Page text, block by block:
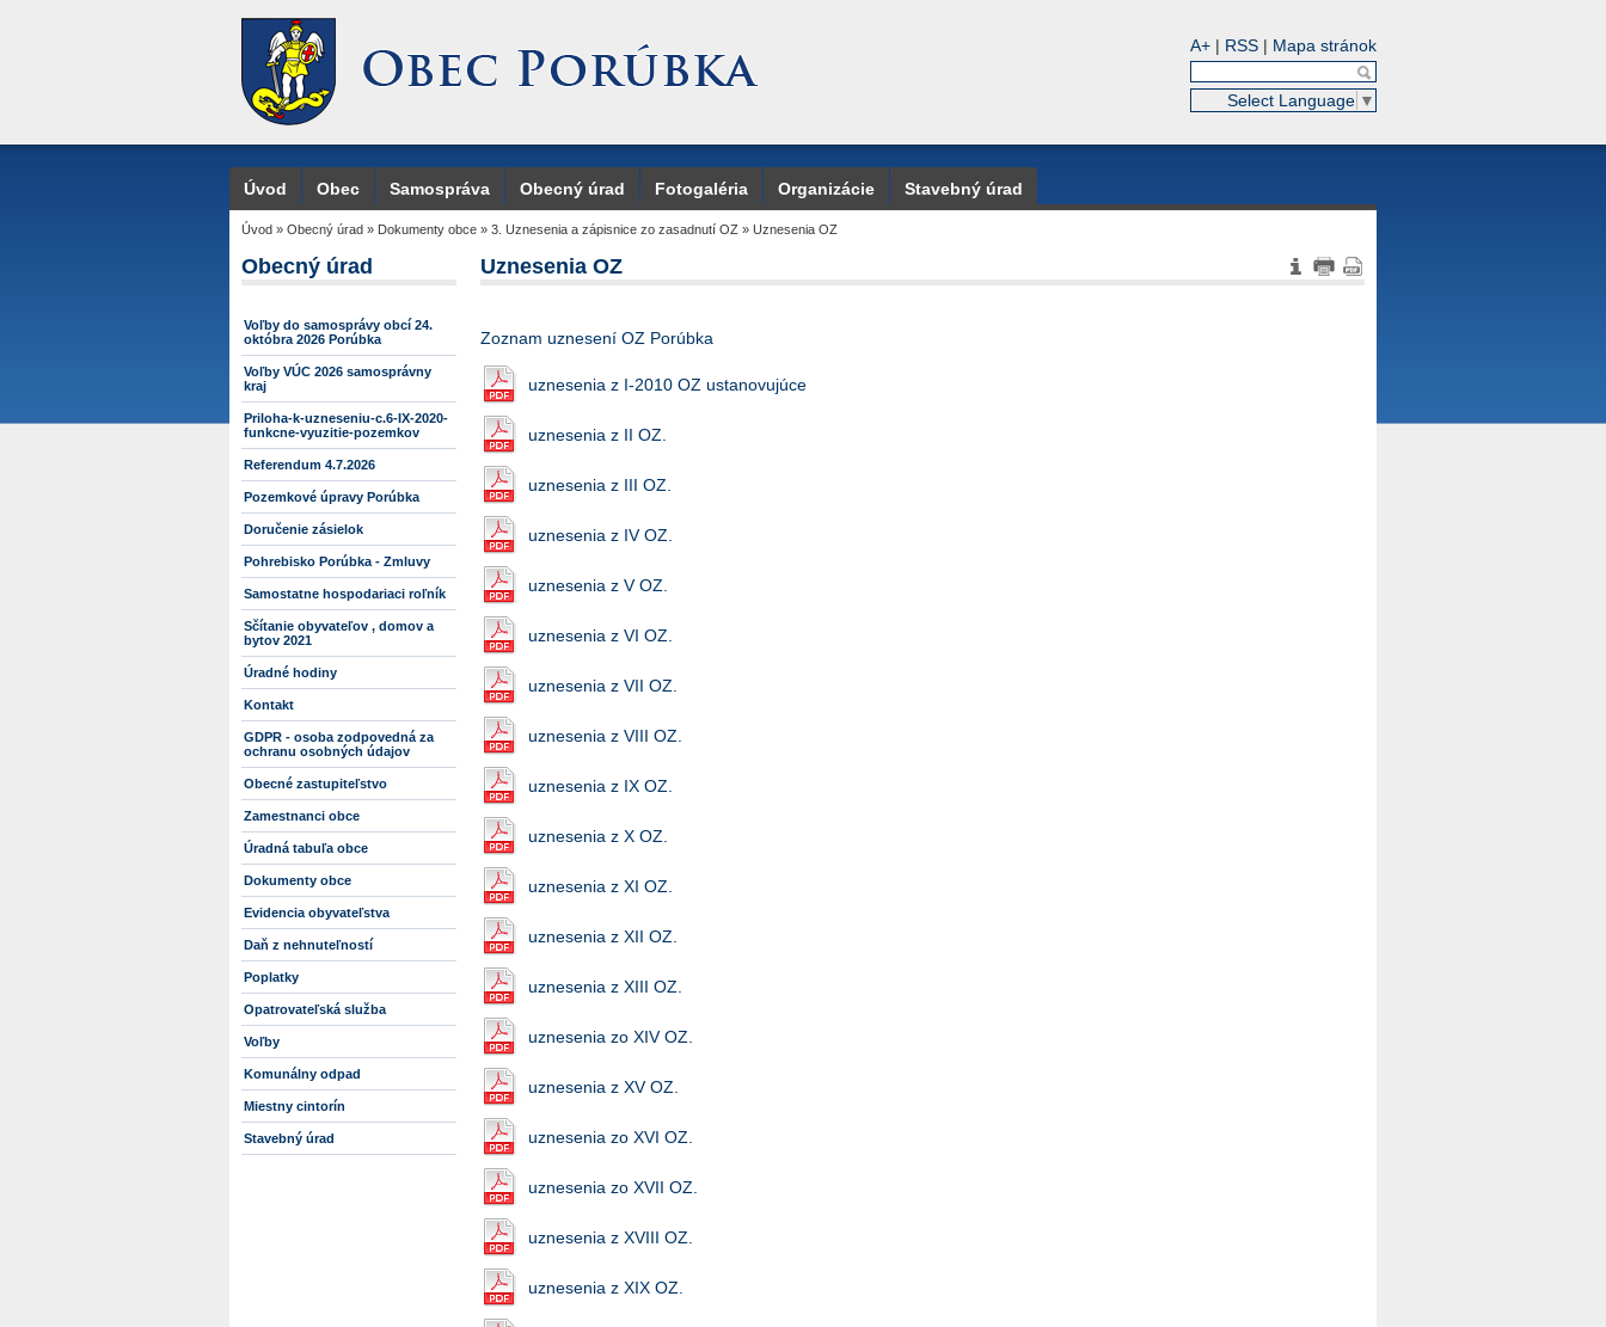
A+ | RSS | Mapa stránok
Select Language ▼
Úvod Obec Samospráva Obecný úrad Fotogaléria Organizácie Stavebný úrad
Úvod » Obecný úrad » Dokumenty obce » 3. Uznesenia a zápisnice zo zasadnutí OZ » Uznesenia OZ
Obecný úrad
Voľby do samosprávy obcí 24.
októbra 2026 Porúbka
Voľby VÚC 2026 samosprávny
kraj
Priloha-k-uzneseniu-c.6-IX-2020-
funkcne-vyuzitie-pozemkov
Referendum 4.7.2026
Pozemkové úpravy Porúbka
Doručenie zásielok
Pohrebisko Porúbka - Zmluvy
Samostatne hospodariaci roľník
Sčítanie obyvateľov , domov a
bytov 2021
Úradné hodiny
Kontakt
GDPR - osoba zodpovedná za
ochranu osobných údajov
Obecné zastupiteľstvo
Zamestnanci obce
Úradná tabuľa obce
Dokumenty obce
Evidencia obyvateľstva
Daň z nehnuteľností
Poplatky
Opatrovateľská služba
Voľby
Komunálny odpad
Miestny cintorín
Stavebný úrad
Uznesenia OZ
Zoznam uznesení OZ Porúbka
uznesenia z I-2010 OZ ustanovujúce
uznesenia z II OZ.
uznesenia z III OZ.
uznesenia z IV OZ.
uznesenia z V OZ.
uznesenia z VI OZ.
uznesenia z VII OZ.
uznesenia z VIII OZ.
uznesenia z IX OZ.
uznesenia z X OZ.
uznesenia z XI OZ.
uznesenia z XII OZ.
uznesenia z XIII OZ.
uznesenia zo XIV OZ.
uznesenia z XV OZ.
uznesenia zo XVI OZ.
uznesenia zo XVII OZ.
uznesenia z XVIII OZ.
uznesenia z XIX OZ.